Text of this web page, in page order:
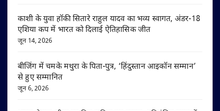
काशी के युवा हॉकी सितारे राहुल यादव का भव्य स्वागत, अंडर-18
एशिया कप में भारत को दिलाई ऐतिहासिक जीत
जून 14, 2026
बीजिंग में चमके मथुरा के पिता-पुत्र, ‘हिंदुस्तान आइकॉन सम्मान’
से हुए सम्मानित
जून 6, 2026